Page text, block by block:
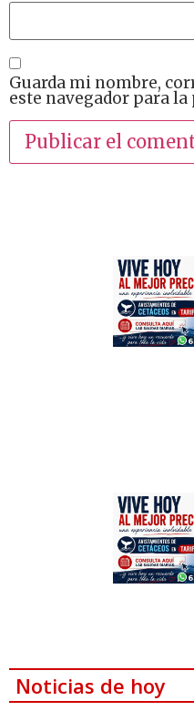
Guarda mi nombre,
este navegador para
Noticias de hoy